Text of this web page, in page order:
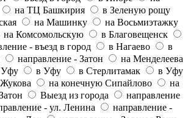
на ТЦ Башкирия
в Зеленую рощу
на Машинку
на Восьмиэтажку
на Комсомольскую
в Благовещенск
- въезд в город в Нагаево
в
направление - Затон
на Менделеева
в Уфу в Стерлитамак
в Уфу
на конечную Сипайлово
на
Выезд из города
направление
- ул. Ленина
направление -